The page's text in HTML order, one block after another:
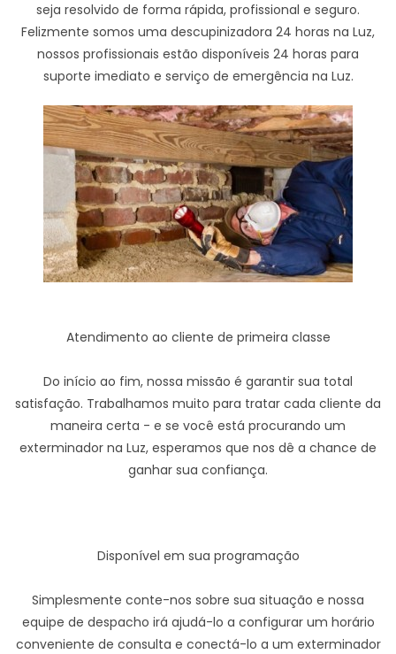
seja resolvido de forma rápida, profissional e seguro.
Felizmente somos uma descupinizadora 24 horas na Luz,
nossos profissionais estão disponíveis 24 horas para
suporte imediato e serviço de emergência na Luz.
Atendimento ao cliente de primeira classe
Do início ao fim, nossa missão é garantir sua total
satisfação. Trabalhamos muito para tratar cada cliente da
maneira certa - e se você está procurando um
exterminador na Luz, esperamos que nos dê a chance de
ganhar sua confiança.
Disponível em sua programação
Simplesmente conte-nos sobre sua situação e nossa
equipe de despacho irá ajudá-lo a configurar um horário
conveniente de consulta e conectá-lo a um exterminador